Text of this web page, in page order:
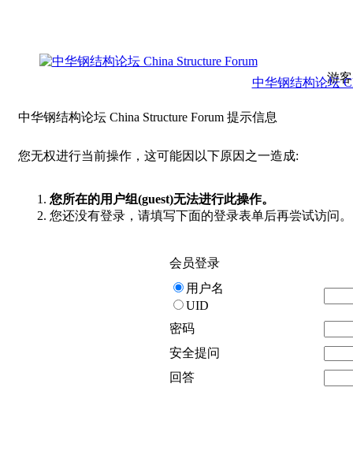
游
中华钢结构论坛
中华钢结构论坛 China Structure Forum 提示信息
您无权进行当前操作，这可能因以下原因之一造成:
您所在的用户组(guest)无法进行此操作。
您还没有登录，请填写下面的登录表单后再尝试访问。
会员登录
用户名
UID
密码
安全提问
回答